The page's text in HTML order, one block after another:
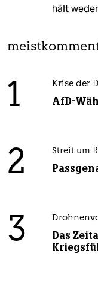
hält
1 Krise der
AfD-
2 Streit um
3
Das